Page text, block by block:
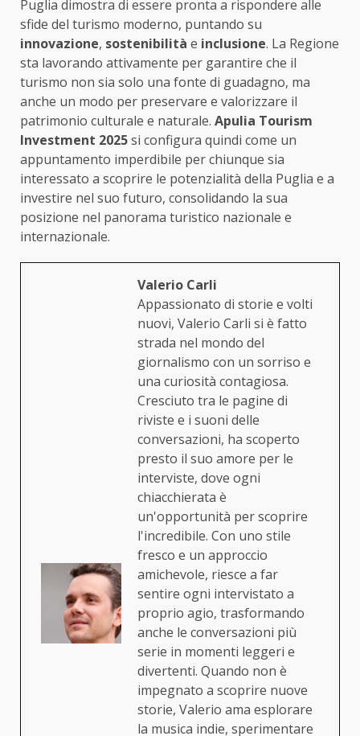
Puglia dimostra di essere pronta a rispondere alle
sfide del turismo moderno, puntando su
innovazione, sostenibilità e inclusione. La Regione
sta lavorando attivamente per garantire che il
turismo non sia solo una fonte di guadagno, ma
anche un modo per preservare e valorizzare il
patrimonio culturale e naturale. Apulia Tourism
Investment 2025si configura quindi come un
appuntamento imperdibile per chiunque sia
interessato a scoprire le potenzialità della Puglia e a
investire nel suo futuro, consolidando la sua
posizione nel panorama turistico nazionale e
internazionale.
Valerio Carli
Appassionato di storie e volti
nuovi, Valerio Carli si è fatto
strada nel mondo del
giornalismo con un sorriso e
una curiosità contagiosa.
Cresciuto tra le pagine di
riviste e i suoni delle
conversazioni, ha scoperto
presto il suo amore per le
interviste, dove ogni
chiacchierata è
un'opportunità per scoprire
l'incredibile. Con uno stile
fresco e un approccio
amichevole, riesce a far
sentire ogni intervistato a
proprio agio, trasformando
anche le conversazioni più
serie in momenti leggeri e
divertenti. Quando non è
impegnato a scoprire nuove
storie, Valerio ama esplorare
la musica indie, sperimentare